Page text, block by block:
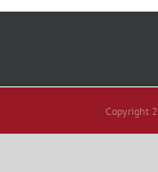
Copyright